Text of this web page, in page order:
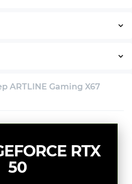
14 дней
ARTLINE Gaming X67
RTX
50